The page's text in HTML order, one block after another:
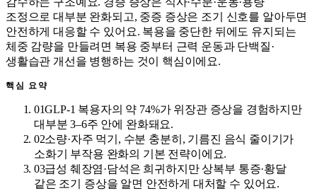
조정으로 대부분 완화되고, 중증 증상은 조기 신호를 알아두면
안전하게 대응할 수 있어요. 복용을 중단한 뒤에도 유지되는
체중 감량을 만들려면 복용 중부터 근력 운동과 단백질·
생활습관 개선을 병행하는 것이 핵심이에요.
핵심 요약
01GLP-1 복용자의 약 74%가 위장관 증상을 경험하지만
대부분 3–6주 안에 완화돼요.
02소량·자주 먹기, 수분 충분히, 기름진 음식 줄이기가
소화기 부작용 완화의 기본 전략이에요.
03급성 췌장염·담석은 희귀하지만 상복부 통증·황달
같은 조기 증상을 알면 안전하게 대처할 수 있어요.